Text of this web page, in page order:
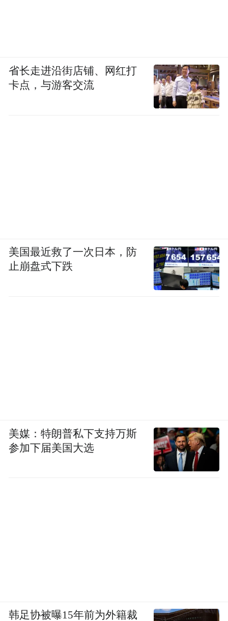
省长走进沿街店铺、网红打
卡点，与游客交流
美国最近救了一次日本，防
止崩盘式下跌
美媒：特朗普私下支持万斯
参加下届美国大选
韩足协被曝15年前为外籍裁